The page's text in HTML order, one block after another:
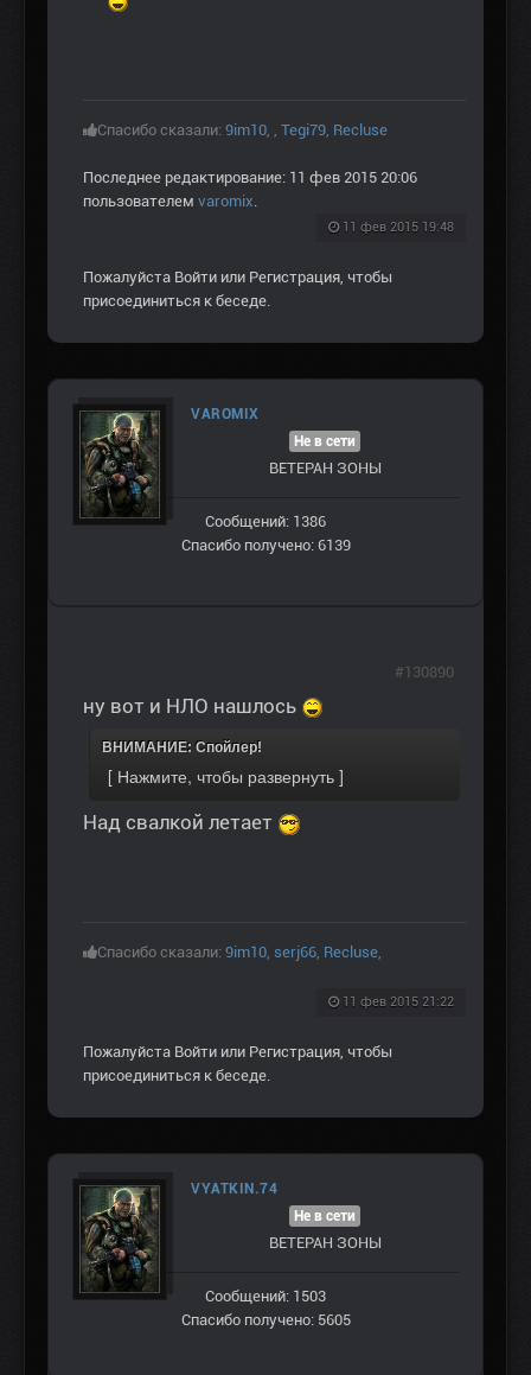
Спасибо сказали: 9im10, , Tegi79, Recluse
Последнее редактирование: 11 фев 2015 20:06
пользователем varomix.
11 фев 2015 19:48
Пожалуйста Войти или Регистрация, чтобы
присоединиться к беседе.
VAROMIX
Не в сети
ВЕТЕРАН ЗOНЫ
Сообщений: 1386
Спасибо получено: 6139
ну вот и НЛО нашлось
ВНИМАНИЕ: Спойлер!
Над свалкой летает
Спасибо сказали: 9im10, serj66, Recluse,
11 фев 2015 21:22
#130890
Пожалуйста Войти или Регистрация, чтобы
присоединиться к беседе.
VYATKIN.74
Не в сети
ВЕТЕРАН ЗOНЫ
Сообщений: 1503
Спасибо получено: 5605